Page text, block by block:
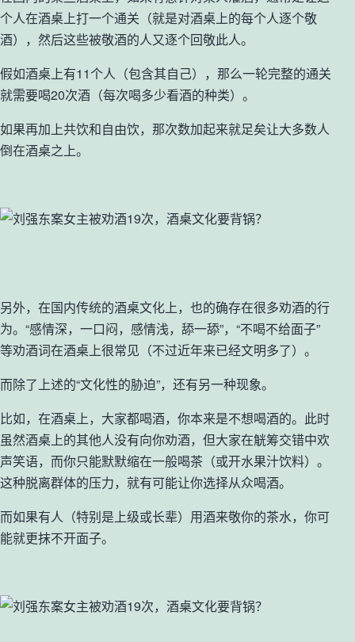
个人在酒桌上打一个通关（就是对酒桌上的每个人逐个敬
酒），然后这些被敬酒的人又逐个回敬此人。
假如酒桌上有11个人（包含其自己），那么一轮完整的通关
就需要喝20次酒（每次喝多少看酒的种类）。
如果再加上共饮和自由饮，那次数加起来就足矣让大多数人
倒在酒桌之上。
另外，在国内传统的酒桌文化上，也的确存在很多劝酒的行
为。“感情深，一口闷，感情浅，舔一舔”，“不喝不给面子”
等劝酒词在酒桌上很常见（不过近年来已经文明多了）。
而除了上述的“文化性的胁迫”，还有另一种现象。
比如，在酒桌上，大家都喝酒，你本来是不想喝酒的。此时
虽然酒桌上的其他人没有向你劝酒，但大家在觥筹交错中欢
声笑语，而你只能默默缩在一般喝茶（或开水果汁饮料）。
这种脱离群体的压力，就有可能让你选择从众喝酒。
而如果有人（特别是上级或长辈）用酒来敬你的茶水，你可
能就更抹不开面子。